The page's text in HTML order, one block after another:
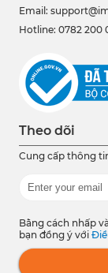
Email:
Hotline: 0782 200
Theo dõi
Cung cấp thông
Bằng cách nhấp
bạn đồng ý với